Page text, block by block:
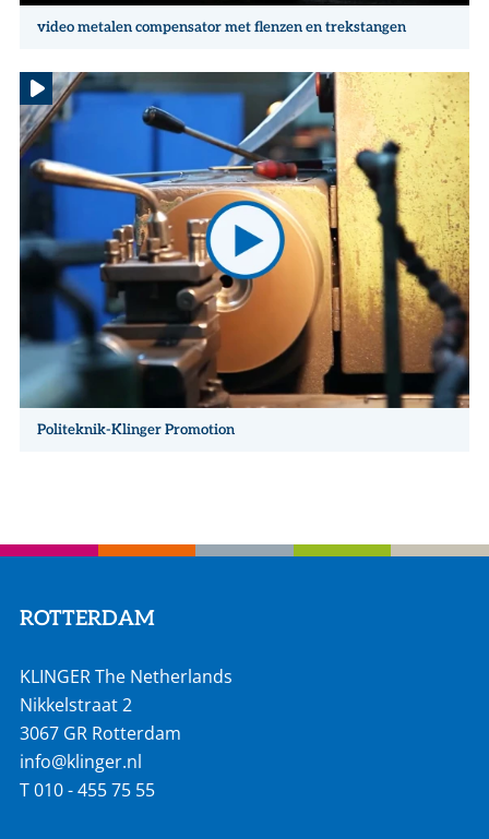
video metalen compensator met flenzen en trekstangen
Politeknik-Klinger Promotion
ROTTERDAM
KLINGER The Netherlands
Nikkelstraat 2
3067 GR Rotterdam
info@klinger.nl
T010 - 455 75 55